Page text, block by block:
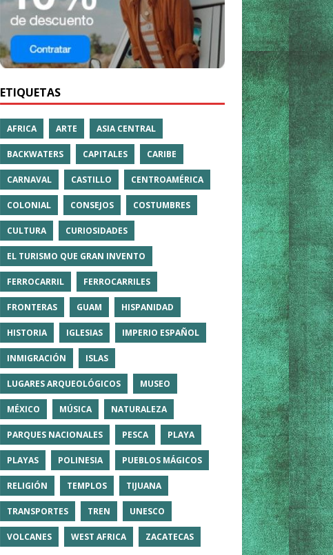
ETIQUETAS
AFRICA ARTE ASIA CENTRAL
BACKWATERS CAPITALES CARIBE
CARNAVAL CASTILLO CENTROAMÉRICA
COLONIAL CONSEJOS COSTUMBRES
CULTURA CURIOSIDADES
EL TURISMO QUE GRAN INVENTO
FERROCARRIL FERROCARRILES
FRONTERAS GUAM HISPANIDAD
HISTORIA IGLESIAS IMPERIO ESPAÑOL
INMIGRACIÓN ISLAS
LUGARES ARQUEOLÓGICOS MUSEO
MÉXICO MÚSICA NATURALEZA
PARQUES NACIONALES PESCA PLAYA
PLAYAS POLINESIA PUEBLOS MÁGICOS
RELIGIÓN TEMPLOS TIJUANA
TRANSPORTES TREN UNESCO
VOLCANES WEST AFRICA ZACATECAS